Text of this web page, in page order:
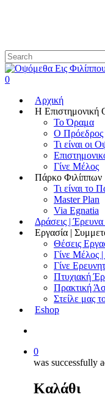
0
Αρχική
Η Επιστημονική
Το Όραμα
Ο Πρόεδρος
Τι είναι οι
Γίνε Μέλος
Πάρκο Φιλίππων
Τι είναι το
Master Plan
Via Egnatia
Δράσεις |
Εργασία |
Θέσεις
Γίνε Μέλος
Γίνε
Πτυχιακή
Πρακτική
Στείλε μας
Eshop
0
was successfully
Καλάθι